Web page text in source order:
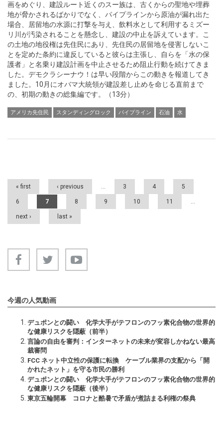
画をめぐり、建設ルート近くのスー族は、古くからの聖地や埋葬
地が脅かされるばかりでなく、パイプラインから原油が漏れ出た
場合、居留地の水源に打撃を与え、飲料水として利用するミズー
リ川が汚染されることを懸念し、建設の中止を訴えています。こ
の土地の地役権は先住民にあり、先住民の居留地を侵害しないこ
とを定めた条約に違反していると彼らは主張し、自らを「水の保
護者」と名乗り建設計画を中止させるため阻止行動を続けてきま
した。デモクラシーナウ！は早い段階からこの動きを報道してき
ました。10月にオバマ大統領が建設差し止めを命じる直前まで
の、初期の動きの総集編です。（13分）
アメリカ先住民 スタンディングロック パイプライン 石油 水
Pages
« first ‹ previous … 3 4 5
6 7 8 9 10 11 …
next › last »
今週の人気動画
デュポンとの闘い 化学大手がテフロンのフッ素化合物の世界的
な健康リスクを隠蔽（前半）
言論の自由を審判：インターネットの未来が変容しかねない最高
裁審問
FCC ネット中立性の保護に転換 ケーブル業界の支配から「開
かれたネット」を守る市民の勝利
デュポンとの闘い 化学大手がテフロンのフッ素化合物の世界的
な健康リスクを隠蔽（後半）
東京五輪開幕 コロナと酷暑で矛盾が煮詰まる利権の祭典